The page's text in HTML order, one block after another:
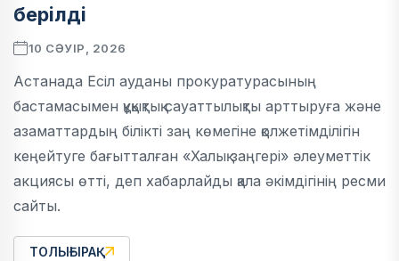
берілді
10 СӘУІР, 2026
Астанада Есіл ауданы прокуратурасының
бастамасымен құқықтық сауаттылықты арттыруға және
азаматтардың білікті заң көмегіне қолжетімділігін
кеңейтуге бағытталған «Халық заңгері» әлеуметтік
акциясы өтті, деп хабарлайды қала әкімдігінің ресми
сайты.
ТОЛЫҒЫРАҚ